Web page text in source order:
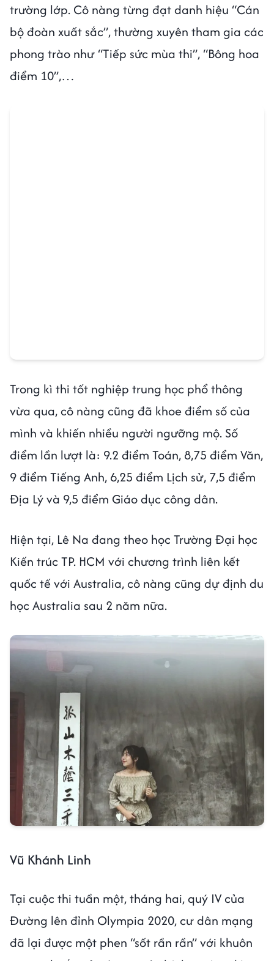
trường lớp. Cô nàng từng đạt danh hiệu “Cán
bộ đoàn xuất sắc”, thường xuyên tham gia các
phong trào như “Tiếp sức mùa thi”, “Bông hoa
điểm 10”,…
Trong kì thi tốt nghiệp trung học phổ thông
vừa qua, cô nàng cũng đã khoe điểm số của
mình và khiến nhiều người ngưỡng mộ. Số
điểm lần lượt là: 9.2 điểm Toán, 8,75 điểm Văn,
9 điểm Tiếng Anh, 6,25 điểm Lịch sử, 7,5 điểm
Địa Lý và 9,5 điểm Giáo dục công dân.
Hiện tại, Lê Na đang theo học Trường Đại học
Kiến trúc TP. HCM với chương trình liên kết
quốc tế với Australia, cô nàng cũng dự định du
học Australia sau 2 năm nữa.
Vũ Khánh Linh
Tại cuộc thi tuần một, tháng hai, quý IV của
Đường lên đỉnh Olympia 2020, cư dân mạng
đã lại được một phen “sốt rần rần” với khuôn